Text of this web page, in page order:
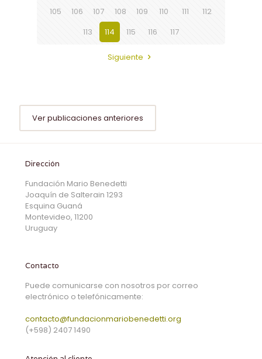
105
106 107 108 109 110 111
112
113
114 115 116 117
Siguiente
Ver publicaciones anteriores
Dirección
Fundación Mario Benedetti
Joaquín de Salterain 1293
Esquina Guaná
Montevideo, 11200
Uruguay
Contacto
Puede comunicarse con nosotros por correo
electrónico o telefónicamente:
contacto@fundacionmariobenedetti.org
(+598) 2407 1490